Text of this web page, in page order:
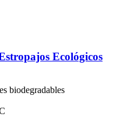
Ecológicos
biodegradables